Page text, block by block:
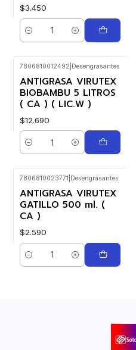
$3.450
Cantidad
7806810012492 Desengrasantes
ANTIGRASA VIRUTEX
BIOBAMBU 5 LITROS
( CA ) ( LIC.W )
$12.690
Cantidad
7806810023771 Desengrasantes
ANTIGRASA VIRUTEX
GATILLO 500 ml. (
CA )
$2.590
Cantidad